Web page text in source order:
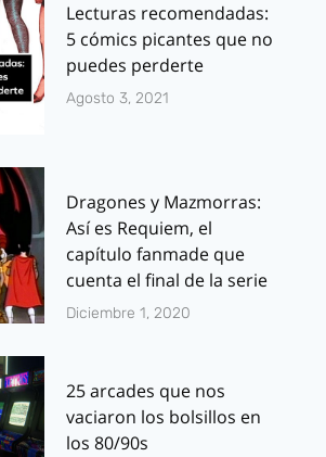
Lecturas recomendadas:
5 cómics picantes que no
puedes perderte
Agosto 3, 2021
Dragones y Mazmorras:
Así es Requiem, el
capítulo fanmade que
cuenta el final de la serie
Diciembre 1, 2020
25 arcades que nos
vaciaron los bolsillos en
los 80/90s